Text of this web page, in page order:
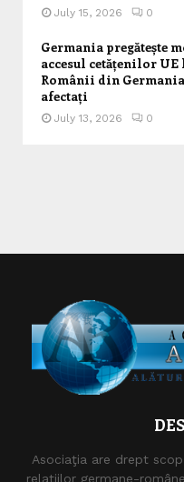
July 15, 2026 0
Germania pregătește
accesul cetățenilor
Românii din
afectați
July 13, 2026 0
Asociaţia are drept
relaţiilor germane-